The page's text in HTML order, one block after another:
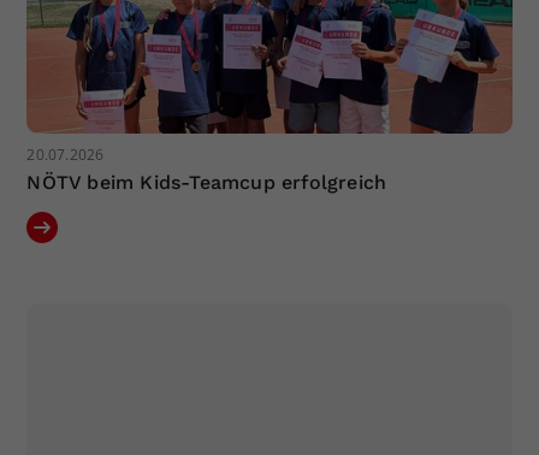
20.07.2026
NÖTV beim Kids-Teamcup erfolgreich